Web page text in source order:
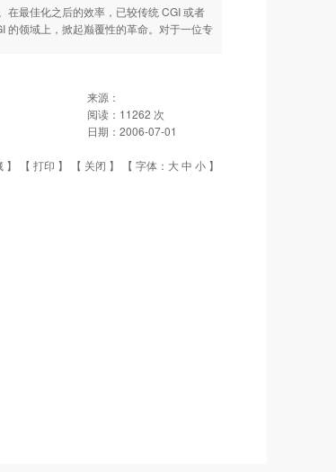
在最佳化之后的效率，已较传统 CGI 或者
的领域上，掀起巅覆性的革命。对于一位专
来源：
阅读： 11262 次
日期： 2006-07-01
】 【 打印 】 【 关闭 】 【 字体： 大中 小 】